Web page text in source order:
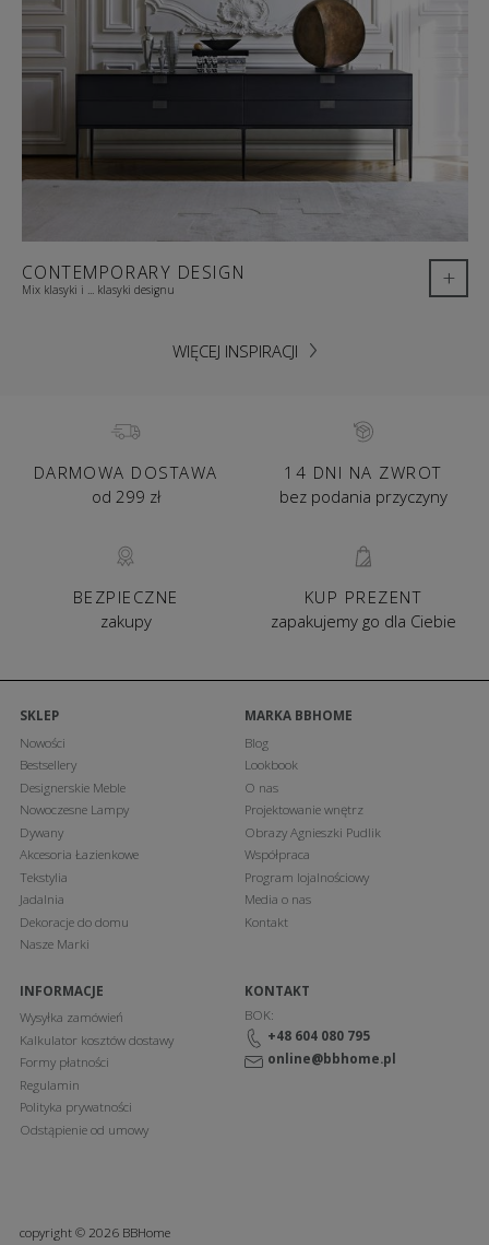
CONTEMPORARY DESIGN
Mix klasyki i ... klasyki designu +
WIĘCEJ INSPIRACJI
DARMOWA DOSTAWA
od 299 zł
14 DNI NA ZWROT
bez podania przyczyny
BEZPIECZNE
zakupy
KUP PREZENT
zapakujemy go dla Ciebie
SKLEP
Nowości
Bestsellery
Designerskie Meble
Nowoczesne Lampy
Dywany
Akcesoria Łazienkowe
Tekstylia
Jadalnia
Dekoracje do domu
Nasze Marki
MARKA BBHOME
Blog
Lookbook
O nas
Projektowanie wnętrz
Obrazy Agnieszki Pudlik
Współpraca
Program lojalnościowy
Media o nas
Kontakt
INFORMACJE
Wysyłka zamówień
Kalkulator kosztów dostawy
Formy płatności
Regulamin
Polityka prywatności
Odstąpienie od umowy
KONTAKT
BOK:
+48 604 080 795
online@bbhome.pl
copyright © 2026 BBHome